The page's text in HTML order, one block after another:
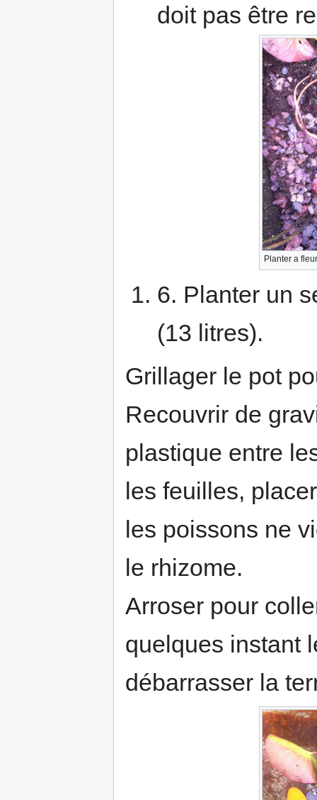
doit pas être
Planter a
6. Planter un
(13 litres).
Grillager le pot
Recouvrir de
plastique entre
les feuilles,
les poissons ne
le rhizome.
Arroser pour
quelques instant
débarrasser la